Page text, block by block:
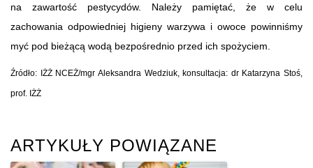
na zawartość pestycydów. Należy pamiętać, że w celu
zachowania odpowiedniej higieny warzywa i owoce powinniśmy
myć pod bieżącą wodą bezpośrednio przed ich spożyciem.
Źródło: IŻŻ NCEŻ/mgr Aleksandra Wedziuk, konsultacja: dr Katarzyna Stoś,
prof. IŻŻ
ARTYKUŁY POWIĄZANE